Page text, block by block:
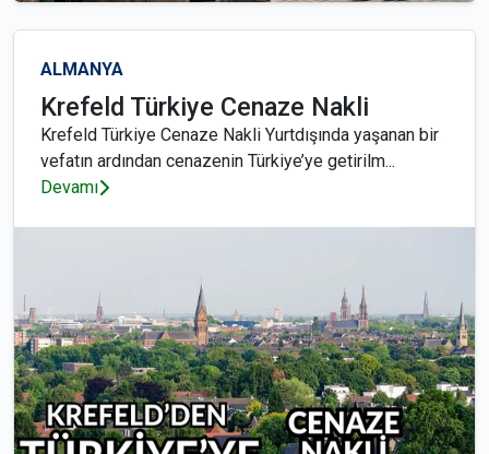
ALMANYA
Krefeld Türkiye Cenaze Nakli
Krefeld Türkiye Cenaze Nakli Yurtdışında yaşanan bir
vefatın ardından cenazenin Türkiye’ye getirilm...
Devamı